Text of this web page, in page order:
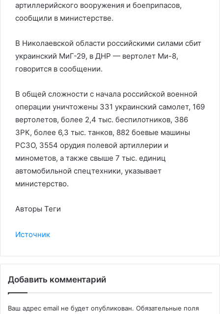
артиллерийского вооружения и боеприпасов,
сообщили в министерстве.
В Николаевской области российскими силами сбит
украинский МиГ-29, в ДНР — вертолет Ми-8,
говорится в сообщении.
В общей сложности с начала российской военной
операции уничтожены 331 украинский самолет, 169
вертолетов, более 2,4 тыс. беспилотников, 386
ЗРК, более 6,3 тыс. танков, 882 боевые машины
РСЗО, 3554 орудия полевой артиллерии и
минометов, а также свыше 7 тыс. единиц
автомобильной спецтехники, указывает
министерство.
Авторы Теги
Источник
Добавить комментарий
Ваш адрес email не будет опубликован. Обязательные поля